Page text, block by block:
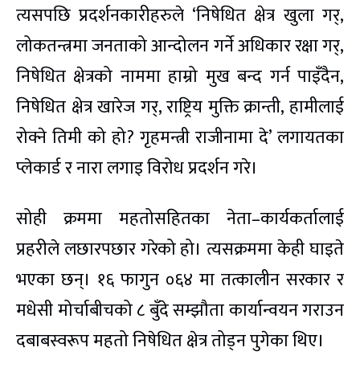
त्यसपछि प्रदर्शनकारीहरुले ‘निषेधित क्षेत्र खुला गर्,
लोकतन्त्रमा जनताको आन्दोलन गर्ने अधिकार रक्षा गर्,
निषेधित क्षेत्रको नाममा हाम्रो मुख बन्द गर्न पाइँदैन,
निषेधित क्षेत्र खारेज गर्, राष्ट्रिय मुक्ति क्रान्ती, हामीलाई
रोक्ने तिमी को हो? गृहमन्त्री राजीनामा दे’ लगायतका
प्लेकार्ड र नारा लगाइ विरोध प्रदर्शन गरे।
सोही क्रममा महतोसहितका नेता–कार्यकर्तालाई
प्रहरीले लछारपछार गरेको हो। त्यसक्रममा केही घाइते
भएका छन्। १६ फागुन ०६४ मा तत्कालीन सरकार र
मधेसी मोर्चाबीचको ८ बुँदे सम्झौता कार्यान्वयन गराउन
दबाबस्वरूप महतो निषेधित क्षेत्र तोड्न पुगेका थिए।